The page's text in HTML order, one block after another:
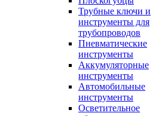
Трубные ключи и
инструменты для
трубопроводов
Пневматические
инструменты
Аккумуляторные
инструменты
Автомобильные
инструменты
Осветительное